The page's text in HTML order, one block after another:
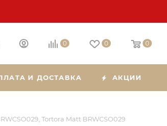
0 0 0
И ДОСТАВКА АКЦИИ
Tortora Matt BRWCSO029